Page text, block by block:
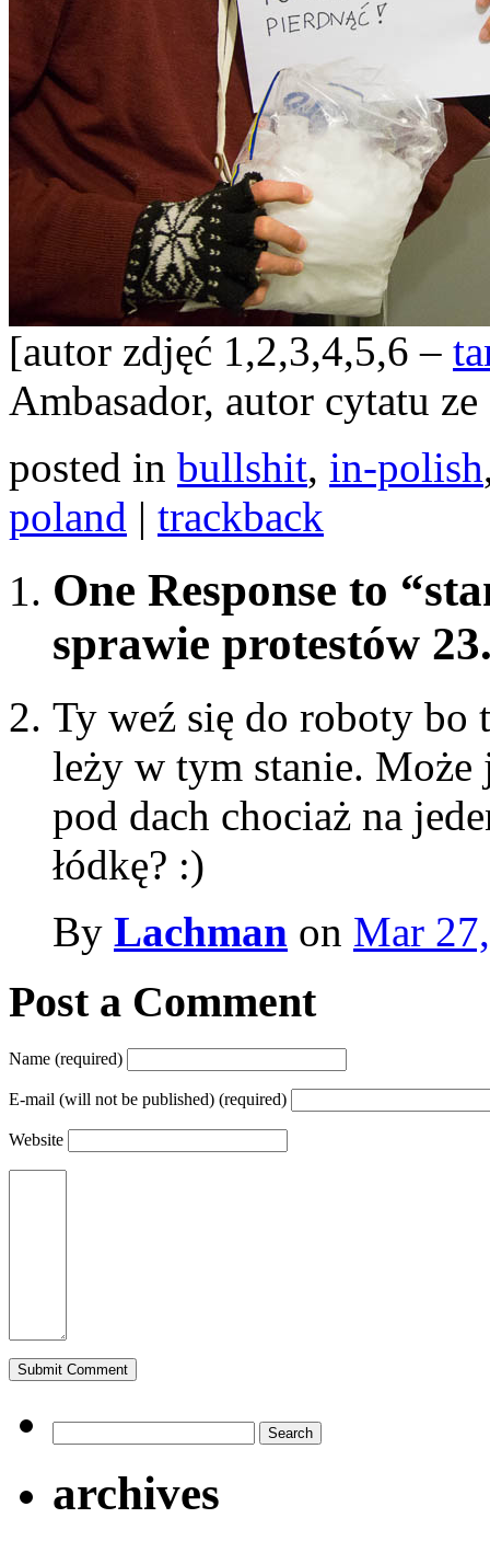
[autor zdjęć 1,2,3,4,5,6 –
Ambasador, autor cytatu
posted in bullshit, in-polish
poland | trackback
One Response to
sprawie protestów
Ty weź się do roboty bo
leży w tym stanie.
pod dach chociaż na
łódkę? :)
By Lachman on Mar
Post a Comment
Name (required)
E-mail (will not be published) (required)
Website
archives